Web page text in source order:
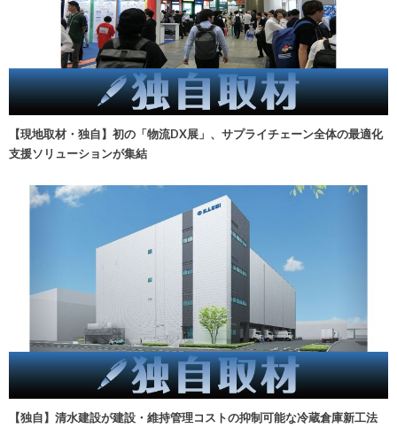
【現地取材・独自】初の「物流DX展」、サプライチェーン全体の最適化
支援ソリューションが集結
【独自】清水建設が建設・維持管理コストの抑制可能な冷蔵倉庫新工法